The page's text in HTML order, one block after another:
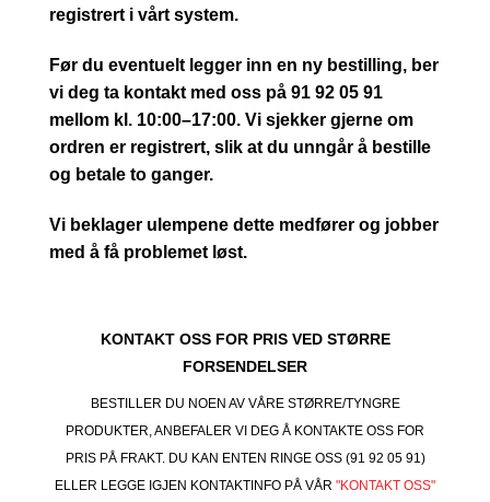
registrert i vårt system.
Før du eventuelt legger inn en ny bestilling, ber
vi deg ta kontakt med oss på 91 92 05 91
mellom kl. 10:00–17:00. Vi sjekker gjerne om
ordren er registrert, slik at du unngår å bestille
og betale to ganger.
Vi beklager ulempene dette medfører og jobber
med å få problemet løst.
KONTAKT OSS FOR PRIS VED STØRRE
FORSENDELSER
BESTILLER DU NOEN AV VÅRE STØRRE/TYNGRE
PRODUKTER, ANBEFALER VI DEG Å KONTAKTE OSS FOR
PRIS PÅ FRAKT. DU KAN ENTEN RINGE OSS (91 92 05 91)
ELLER LEGGE IGJEN KONTAKTINFO PÅ VÅR "KONTAKT OSS"